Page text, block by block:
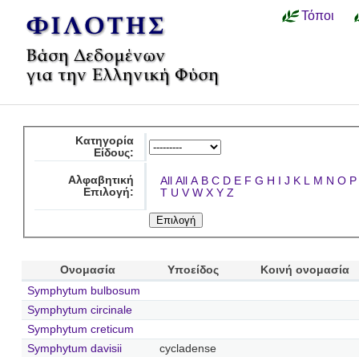
Τόποι
Κατηγορία
Είδους:
Αλφαβητική
Επιλογή:
All All A B C D E F G H I J K L M N O P
T U V W X Y Z
Ονομασία Υποείδος
Κοινή ονομασία
Symphytum bulbosum
Symphytum circinale
Symphytum creticum
Symphytum davisii
cycladense